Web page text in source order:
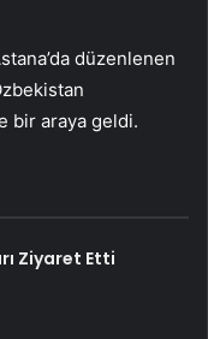
düzenlenen
bir araya geldi.
Ziyaret Etti